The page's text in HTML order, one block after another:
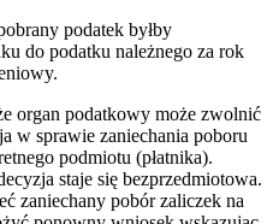
podatek byłby
do podatku należnego za rok
organ podatkowy może zwolnić
w sprawie zaniechania poboru
podmiotu (płatnika).
staje się bezprzedmiotowa.
zaniechany pobór zaliczek na